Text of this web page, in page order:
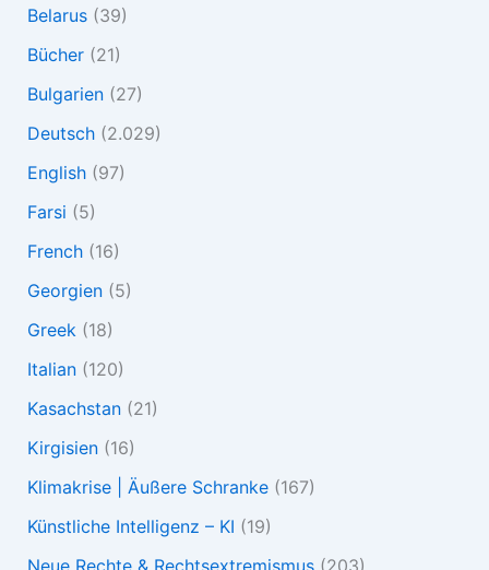
Belarus(39)
Bücher(21)
Bulgarien(27)
Deutsch(2.029)
English(97)
Farsi (5)
French(16)
Georgien(5)
Greek (18)
Italian(120)
Kasachstan(21)
Kirgisien(16)
Klimakrise | Äußere Schranke(167)
Künstliche Intelligenz – KI (19)
Neue Rechte & Rechtsextremismus(203)